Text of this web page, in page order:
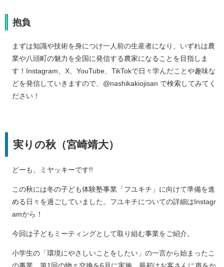
抱負
まずは知識や技術を身につけ一人前の生産者になり、いずれは農
業や八頭町の魅力を全国に発信する農家になることを目指しま
す！Instagram、X、YouTube、TikTokで日々学んだことや趣味な
どを発信していきますので、@nashikakiojisan で検索してみてく
ださい！
実りの秋（宮崎靖大）
どーも、ミヤッキーです!!
この秋には冬の子ども体験塾事業「フユキチ」に向けて準備を進
める日々を過ごしていました。フユキチについての詳細はInstagr
amから！
今回は子どもミーティングとして取り組む事業をご紹介。
小学生の「環境にやさしいことをしたい」の一言から始まったこ
の事業。第1回の物々交換を6月に実施。最初はお客さんに声をか